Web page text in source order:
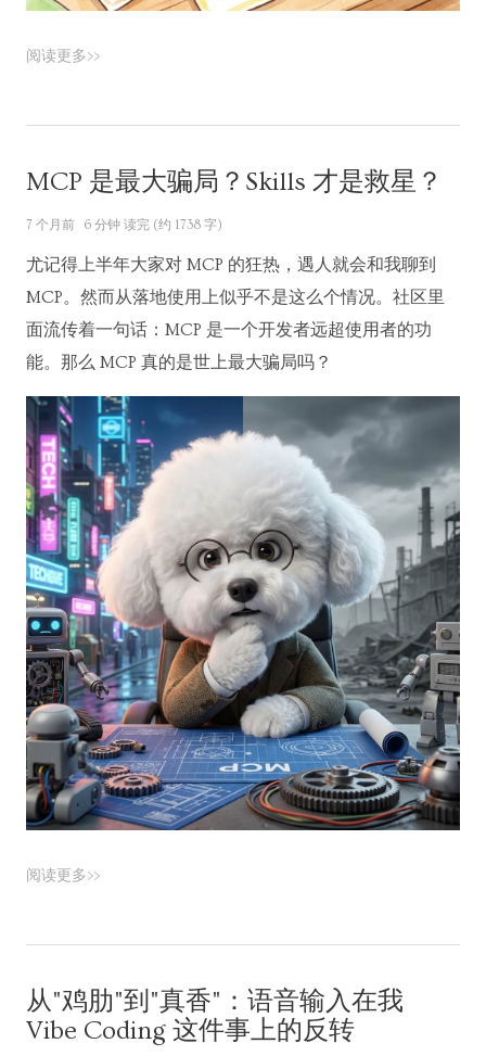
阅读更多>>
MCP 是最大骗局？Skills 才是救星？
7 个月前 6 分钟 读完 (约 1738 字)
尤记得上半年大家对 MCP 的狂热，遇人就会和我聊到
MCP。然而从落地使用上似乎不是这么个情况。社区里
面流传着一句话：MCP 是一个开发者远超使用者的功
能。那么 MCP 真的是世上最大骗局吗？
阅读更多>>
从"鸡肋"到"真香"：语音输入在我
Vibe Coding 这件事上的反转